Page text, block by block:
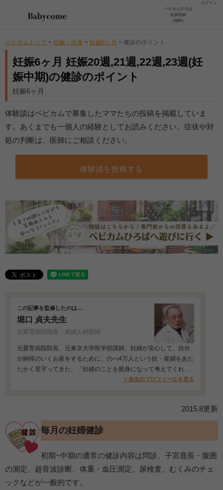
ログイン
ベビカムひろば
会員登録
（無料）
ベビカムトップ > 妊娠・出産 > 妊娠6ヶ月 > 健診のポイント
妊娠6ヶ月 妊娠20週,21週,22週,23週(妊
娠中期)の健診のポイント
妊娠6ヶ月
体験談はベビカムで募集したママたちの投稿を掲載していま
す。あくまでも一個人の経験としてお読みください。症状や対
処の判断は、医師にご相談ください。
体験談を投稿する
この記事を監修したのは…
堀口 貞夫先生
元愛育病院院長・産婦人科医師
元愛育病院院長、元東京大学医学部講師。妊婦が安心して、自分
が納得のいくお産をするために、のべ4万人という妊・産婦をあた
たかく見守ってきた。「妊婦のことを親身になって考えてくれ
＞先生のプロフィールを見る
2015.8更新
毎月の妊婦健診
初期~中期の通常の健診内容は問診、子宮底長・腹囲
の測定、超音波診断、体重・血圧測定、尿検査、むくみのチェ
ックなどが一般的です。